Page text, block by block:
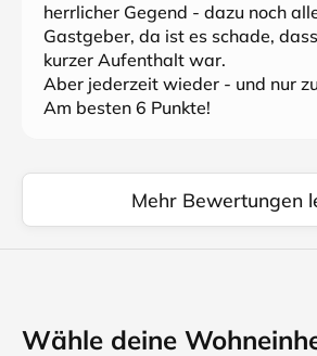
herrlicher Gegend - dazu noch
Gastgeber, da ist es schade,
kurzer Aufenthalt war.
Aber jederzeit wieder - und nur
Am besten 6 Punkte!
Mehr Bewertungen
Wähle deine